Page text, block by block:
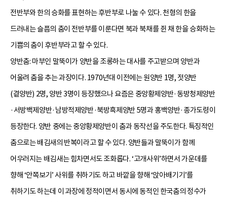
전반부와 한의 승화를 표현하는 후반부로 나눌 수 있다. 천형의 한을
드러내는 슬픔의 춤이 전반부를 이룬다면 북과 북채를 쥔 채 한을 승화하는
기쁨의 춤이 후반부라고 할 수 있다.
양반춤: 마부인 말뚝이가 양반을 조롱하는 대사를 주고받으며 양반과
어울려 춤을 추는 과장이다. 1970년대 이전에는 원양반 1명, 젓양반
(곁양반) 2명, 양반 3명이 등장했으나 요즘은 중앙황제양반·동방청제양반
·서방백제양반·남방적제양반·북방흑제양반 5명과 홍백양반·종가도령이
등장한다. 양반 중에는 중앙황제양반이 춤과 동작선을 주도한다. 특징적인
춤으로는 배김새의 반복이라고 할 수 있다. 양반들과 말뚝이가 함께
어우러지는 배김새는 힘차면서도 조화롭다. ‘고개사위’하면서 가운데를
향해 ‘안쪽보기’ 사위를 취하기도 하고 바깥을 향해 ‘앉아배기기’를
취하기도 하는데 이 과장에 정적이면서 동시에 동적인 한국춤의 정수가